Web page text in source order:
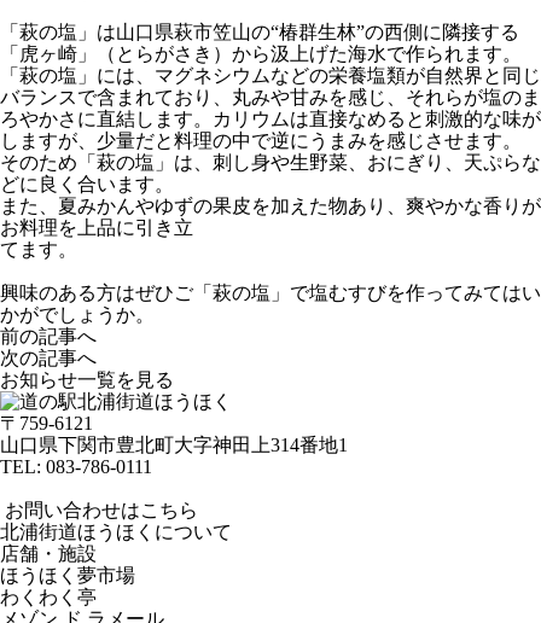
「萩の塩」は山口県萩市笠山の“椿群生林”の西側に隣接する
「虎ヶ崎」（とらがさき）から汲上げた海水で作られます。
「萩の塩」には、マグネシウムなどの栄養塩類が自然界と同じ
バランスで含まれており、丸みや甘みを感じ、それらが塩のま
ろやかさに直結します。カリウムは直接なめると刺激的な味が
しますが、少量だと料理の中で逆にうまみを感じさせます。
そのため「萩の塩」は、刺し身や生野菜、おにぎり、天ぷらな
どに良く合います。
また、夏みかんやゆずの果皮を加えた物あり、爽やかな香りが
お料理を上品に引き立
てます。
興味のある方はぜひご「萩の塩」で塩むすびを作ってみてはい
かがでしょうか。
前の記事へ
次の記事へ
お知らせ一覧を見る
〒759-6121
山口県下関市豊北町大字神田上314番地1
TEL: 083-786-0111
お問い合わせはこちら
北浦街道ほうほくについて
店舗・施設
ほうほく夢市場
わくわく亭
メゾン ド ラメール